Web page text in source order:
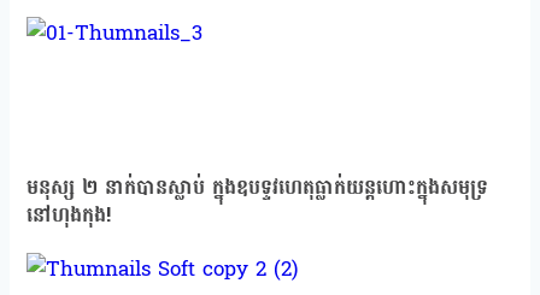
មនុស្ស ២ នាក់បានស្លាប់ ក្នុងឧបទ្ទវហេតុធ្លាក់យន្តហោះក្នុងសមុទ្រ
នៅហុងកុង!